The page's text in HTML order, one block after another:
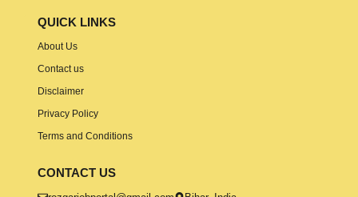
QUICK LINKS
About Us
Contact us
Disclaimer
Privacy Policy
Terms and Conditions
CONTACT US